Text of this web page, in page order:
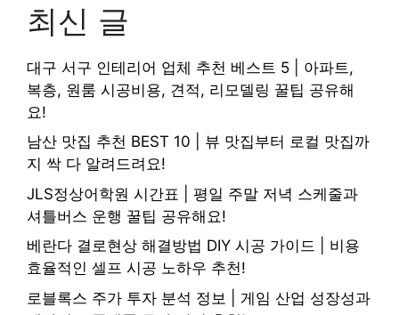
최신 글
대구 서구 인테리어 업체 추천 베스트 5 | 아파트,
복층, 원룸 시공비용, 견적, 리모델링 꿀팁 공유해
요!
남산 맛집 추천 BEST 10 | 뷰 맛집부터 로컬 맛집까
지 싹 다 알려드려요!
JLS정상어학원 시간표 | 평일 주말 저녁 스케줄과
셔틀버스 운행 꿀팁 공유해요!
베란다 결로현상 해결방법 DIY 시공 가이드 | 비용
효율적인 셀프 시공 노하우 추천!
로블록스 주가 투자 분석 정보 | 게임 산업 성장성과